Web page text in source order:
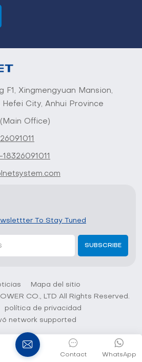
F1, Xingmengyuan Mansion,
City, Anhui Province
Office)
To Stay Tuned
Mapa del sitio
CO., LTD All Rights Reserved.
política de privacidad
network supported
WhatsApp
Contact